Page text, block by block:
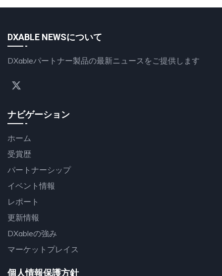
DXABLE NEWSについて
DXableパートナー製品の最新ニュースをご提供します
ナビゲーション
ホーム
受賞歴
パートナーシップ
イベント情報
レポート
更新情報
DXableの強み
マーケットプレイス
個人情報保護方針